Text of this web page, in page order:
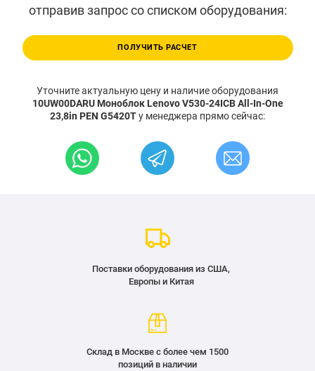
отправив запрос со списком оборудования:
ПОЛУЧИТЬ РАСЧЕТ
Уточните актуальную цену и наличие оборудования
10UW00DARU Моноблок Lenovo V530-24ICB All-In-One
23,8in PEN G5420Tу менеджера прямо сейчас:
Поставки оборудования из США,
Европы и Китая
Склад в Москве с более чем 1500
позиций в наличии